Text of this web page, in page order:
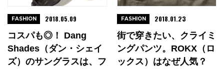
コスパも◎！ Dang
Shades（ダン・シェイ
ズ）のサングラスは、フ
FASHION 2018.05.09
街で穿きたい、クライミ
ングパンツ。ROKX（ロ
ックス）はなぜ人気？
FASHION 2018.01.23